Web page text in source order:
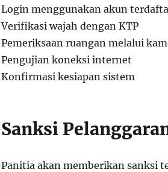
Login menggunakan akun
Verifikasi wajah dengan KTP
Pemeriksaan ruangan melalui
Pengujian koneksi internet
Konfirmasi kesiapan sistem
Sanksi
Panitia akan memberikan sanksi